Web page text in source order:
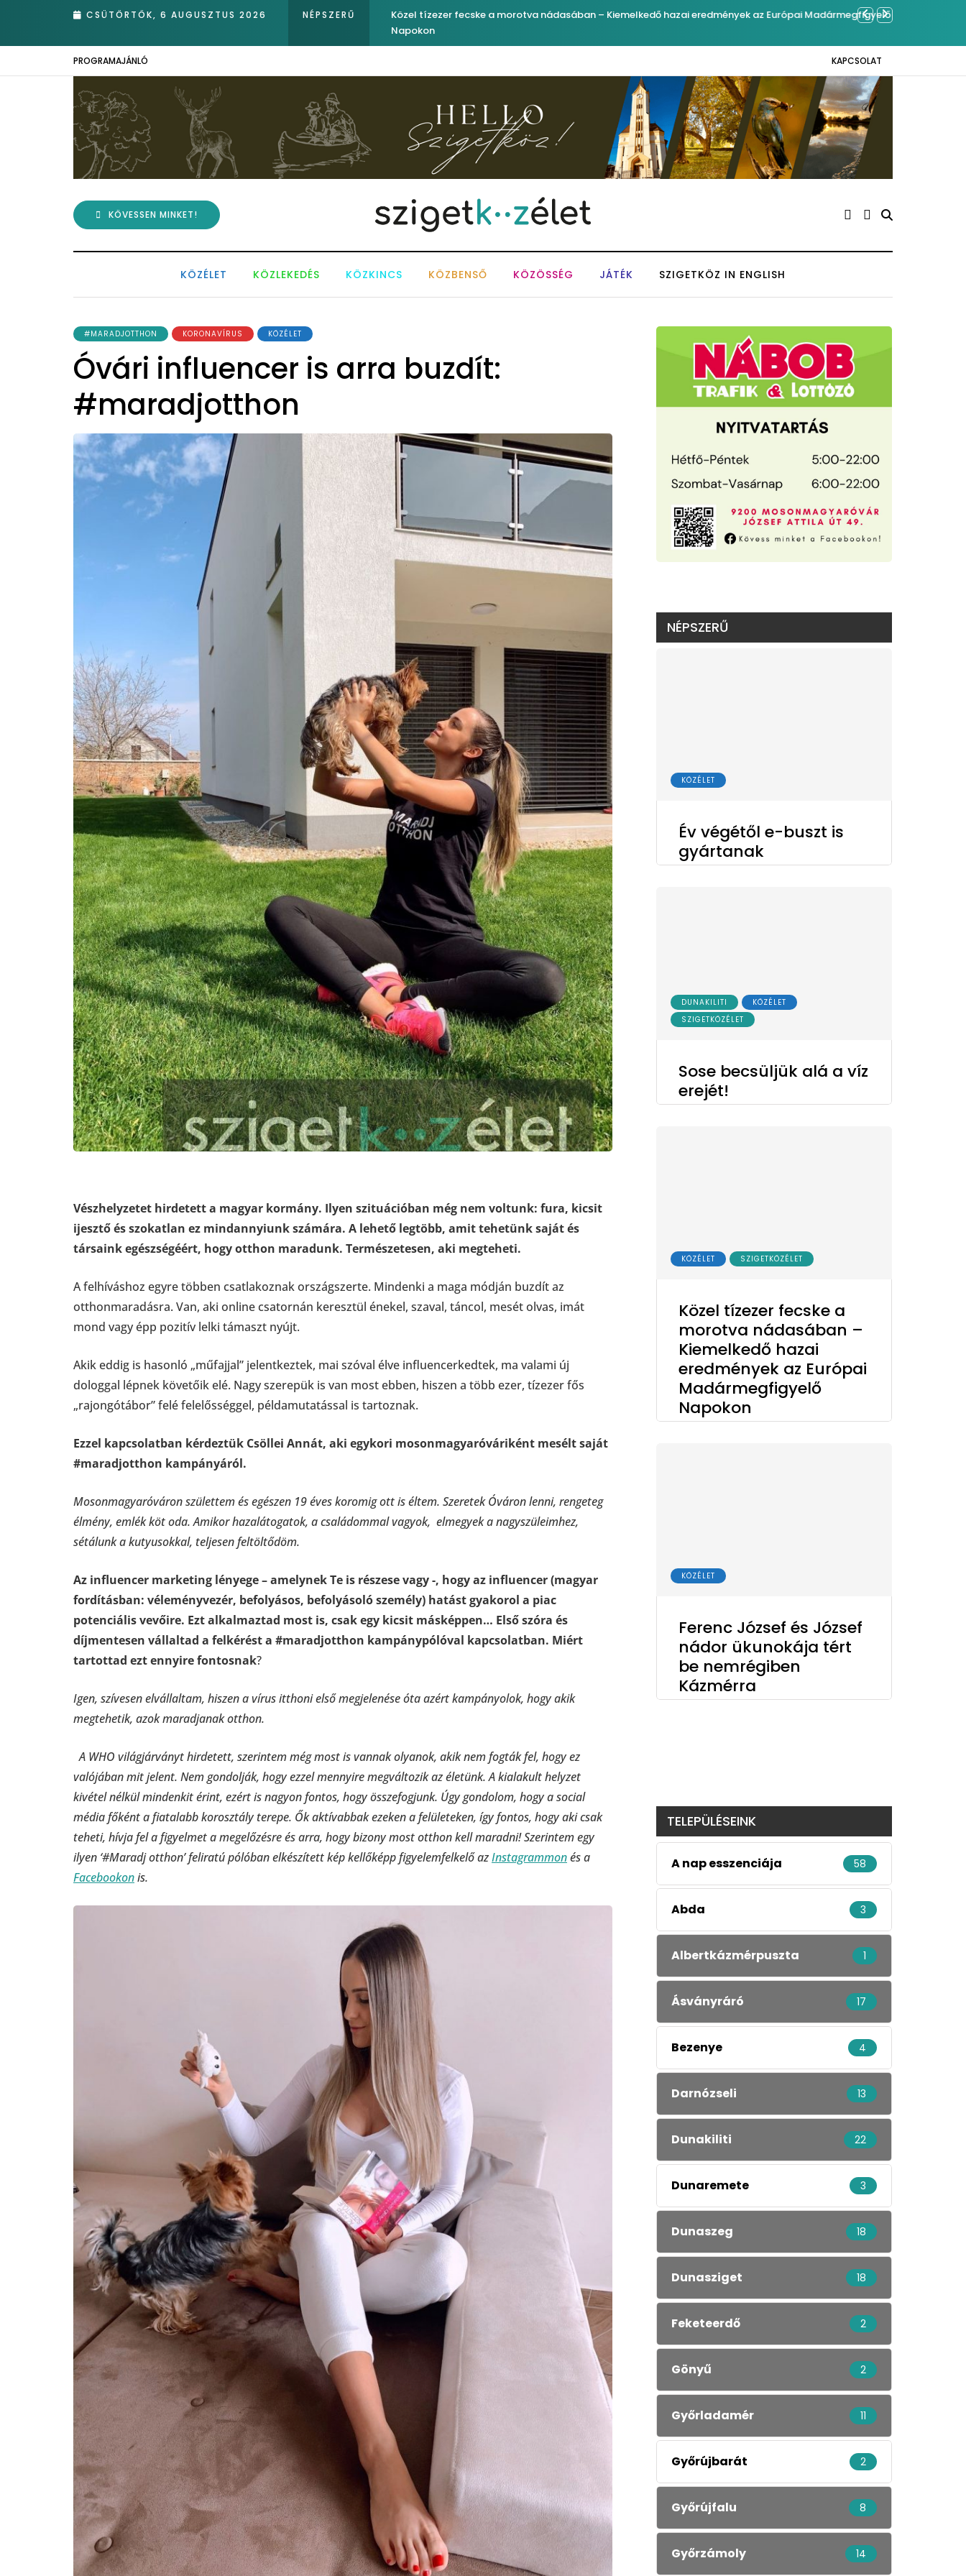
CSÜTÖRTÖK, 6 AUGUSZTUS 2026 NÉPSZERŰ
Közel tízezer fecske a morotva nádasában – Kiemelkedő hazai eredmények az Európai Madármegfigyelő
Napokon
PROGRAMAJÁNLÓ KAPCSOLAT
KÖVESSEN MINKET!
KÖZÉLET KÖZLEKEDÉS KÖZKINCS KÖZBENSŐ KÖZÖSSÉG JÁTÉK SZIGETKÖZ IN ENGLISH
#MARADJOTTHON KORONAVÍRUS KÖZÉLET
Óvári influencer is arra buzdít:
#maradjotthon
Vészhelyzetet hirdetett a magyar kormány. Ilyen szituációban még nem voltunk: fura, kicsit
ijesztő és szokatlan ez mindannyiunk számára. A lehető legtöbb, amit tehetünk saját és
társaink egészségéért, hogy otthon maradunk. Természetesen, aki megteheti.
A felhíváshoz egyre többen csatlakoznak országszerte. Mindenki a maga módján buzdít az
otthonmaradásra. Van, aki online csatornán keresztül énekel, szaval, táncol, mesét olvas, imát
mond vagy épp pozitív lelki támaszt nyújt.
Akik eddig is hasonló „műfajjal” jelentkeztek, mai szóval élve influencerkedtek, ma valami új
dologgal lépnek követőik elé. Nagy szerepük is van most ebben, hiszen a több ezer, tízezer fős
„rajongótábor” felé felelősséggel, példamutatással is tartoznak.
Ezzel kapcsolatban kérdeztük Csöllei Annát, aki egykori mosonmagyaróváriként mesélt saját
#maradjotthon kampányáról.
Mosonmagyaróváron születtem és egészen 19 éves koromig ott is éltem. Szeretek Óváron lenni, rengeteg
élmény, emlék köt oda. Amikor hazalátogatok, a családommal vagyok, elmegyek a nagyszüleimhez,
sétálunk a kutyusokkal, teljesen feltöltődöm.
Az influencer marketing lényege – amelynek Te is részese vagy -, hogy az influencer (magyar
fordításban: véleményvezér, befolyásos, befolyásoló személy) hatást gyakorol a piac
potenciális vevőire. Ezt alkalmaztad most is, csak egy kicsit másképpen… Első szóra és
díjmentesen vállaltad a felkérést a #maradjotthon kampánypólóval kapcsolatban. Miért
tartottad ezt ennyire fontosnak?
Igen, szívesen elvállaltam, hiszen a vírus itthoni első megjelenése óta azért kampányolok, hogy akik
megtehetik, azok maradjanak otthon.
A WHO világjárványt hirdetett, szerintem még most is vannak olyanok, akik nem fogták fel, hogy ez
valójában mit jelent. Nem gondolják, hogy ezzel mennyire megváltozik az életünk. A kialakult helyzet
kivétel nélkül mindenkit érint, ezért is nagyon fontos, hogy összefogjunk. Úgy gondolom, hogy a social
média főként a fiatalabb korosztály terepe. Ők aktívabbak ezeken a felületeken, így fontos, hogy aki csak
teheti, hívja fel a figyelmet a megelőzésre és arra, hogy bizony most otthon kell maradni! Szerintem egy
ilyen ‘#Maradj otthon’ feliratú pólóban elkészített kép kellőképp figyelemfelkelő azInstagrammonés a
Facebookonis.
NÉPSZERŰ
KÖZÉLET
Év végétől e-buszt is
gyártanak
DUNAKILITI
KÖZÉLET
SZIGETKÖZÉLET
Sose becsüljük alá a víz
erejét!
KÖZÉLET SZIGETKÖZÉLET
Közel tízezer fecske a
morotva nádasában –
Kiemelkedő hazai
eredmények az Európai
Madármegfigyelő
Napokon
KÖZÉLET
Ferenc József és József
nádor ükunokája tért
be nemrégiben
Kázmérra
TELEPÜLÉSEINK
A nap esszenciája 58
Abda 3
Albertkázmérpuszta 1
Ásványráró 17
Bezenye 4
Darnózseli 13
Dunakiliti 22
Dunaremete 3
Dunaszeg 18
Dunasziget 18
Feketeerdő 2
Gönyű 2
Győrladamér 11
Győrújbarát 2
Győrújfalu 8
Győrzámoly 14